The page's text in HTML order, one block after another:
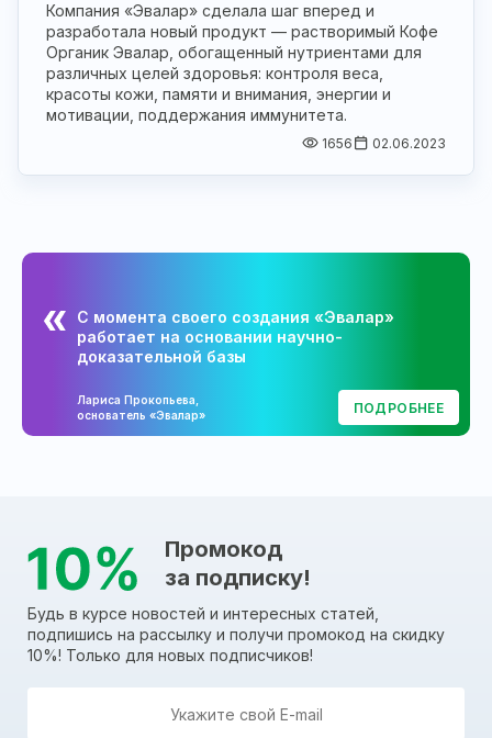
Компания «Эвалар» сделала шаг вперед и
разработала новый продукт — растворимый Кофе
Органик Эвалар, обогащенный нутриентами для
различных целей здоровья: контроля веса,
красоты кожи, памяти и внимания, энергии и
мотивации, поддержания иммунитета.
1656 02.06.2023
С момента своего создания «Эвалар»
работает на основании научно-
доказательной базы
Лариса Прокопьева,
основатель «Эвалар»
ПОДРОБНЕЕ
Промокод
за подписку!
Будь в курсе новостей и интересных статей,
подпишись на рассылку и получи промокод на скидку
10%! Только для новых подписчиков!